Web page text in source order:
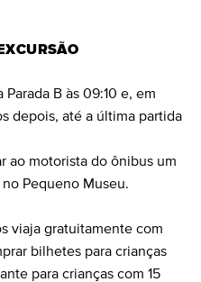
B às 09:10 e, em
depois, até a última partida
ao motorista do ônibus um
Pequeno Museu.
viaja gratuitamente com
bilhetes para crianças
para crianças com 15